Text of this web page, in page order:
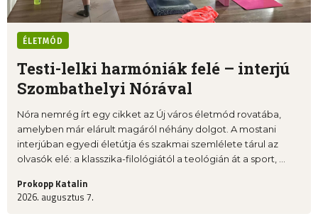
ÉLETMÓD
Testi-lelki harmóniák felé – interjú
Szombathelyi Nórával
Nóra nemrég írt egy cikket az Új város életmód rovatába,
amelyben már elárult magáról néhány dolgot. A mostani
interjúban egyedi életútja és szakmai szemlélete tárul az
olvasók elé: a klasszika-filológiától a teológián át a sport, ...
Prokopp Katalin
2026. augusztus 7.